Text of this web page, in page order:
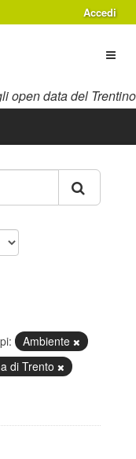
Accedi
open data del Trentino
Ambiente
di Trento